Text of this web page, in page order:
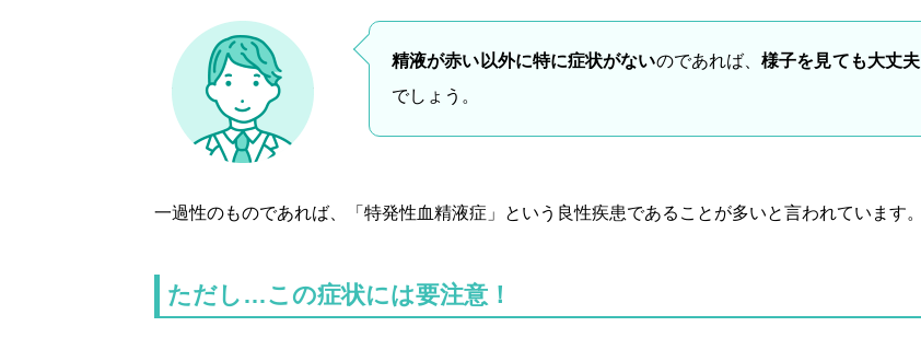
精液が赤い以外に特に症状がないのであれば、様子を見ても大丈夫
でしょう。
一過性のものであれば、「特発性血精液症」という良性疾患であることが多いと言われています。
ただし…この症状には要注意！